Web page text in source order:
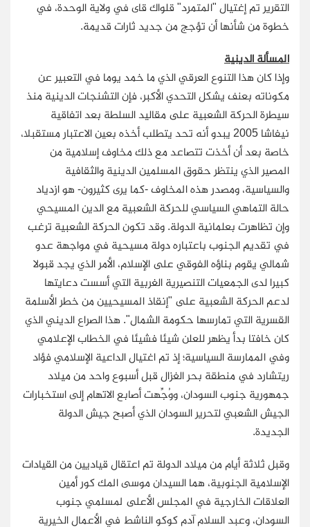
التقرير تم إغتيال "المتمرد" قلواك قاى في ولاية الوحدة، في
خطوة من شأنها أن تؤجج من جديد ثارات قديمة.
المسألة الدينية
وإذا كان هذا التنوع العرقي الذي ما خمد يوما في التعبير عن
مكوناته بعنف يشكل التحدي الأكبر، فإن التشنجات الدينية منذ
سيطرة الحركة الشعبية على مقاليد السلطة بعد اتفاقية
نيفاشا 2005 يبدو أنه تحد يتطلب أخذه بعين الاعتبار مستقبلا،
خاصة بعد أن أخذت تتصاعد مع ذلك مخاوف إسلامية من
المصير الذي ينتظر حقوق المسلمين الدينية والثقافية
والسياسية، ومصدر هذه المخاوف -كما يرى كثيرون- هو ازدياد
حالة التماهي السياسي للحركة الشعبية مع الدين المسيحي
وإن تظاهرت بعلمانية الدولة. وقد تكون الحركة الشعبية ترغب
في تقديم الجنوب باعتباره دولة مسيحية في مواجهة عدو
شمالي يقوم بناؤه الفوقي على الإسلام، الأمر الذي يجد قبولا
كبيرا لدى الجمعيات التنصيرية الغربية التي أسست دعايتها
لدعم الحركة الشعبية على "إنقاذ المسيحيين من خطر الأسلمة
القسرية التي تمارسها حكومة الشمال". هذا الصراع الديني الذي
كان خافتا بدأ يظهر للعلن شيئا فشيئا في الخطاب الإعلامي
وفي الممارسة السياسية؛ إذ تم اغتيال الداعية الإسلامي فؤاد
ريتشارد في منطقة بحر الغزال قبل أسبوع واحد من ميلاد
جمهورية جنوب السودان، ووُجِّهت أصابع الاتهام إلى استخبارات
الجيش الشعبي لتحرير السودان الذي أصبح جيش الدولة
الجديدة.
وقبل ثلاثة أيام من ميلاد الدولة تم اعتقال قياديين من القيادات
الإسلامية الجنوبية، هما السيدان موسى المك كور أمين
العلاقات الخارجية في المجلس الأعلى لمسلمي جنوب
السودان، وعبد السلام آدم كوكو الناشط في الأعمال الخيرية